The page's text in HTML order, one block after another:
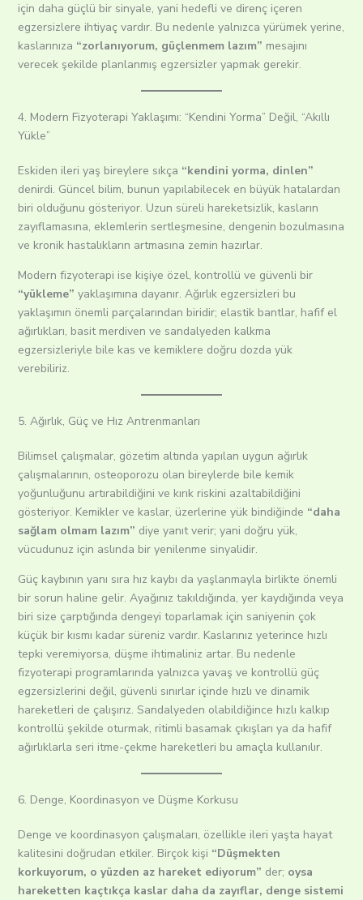
için daha güçlü bir sinyale, yani hedefli ve direnç içeren
egzersizlere ihtiyaç vardır. Bu nedenle yalnızca yürümek yerine,
kaslarınıza “zorlanıyorum, güçlenmem lazım” mesajını
verecek şekilde planlanmış egzersizler yapmak gerekir.
4. Modern Fizyoterapi Yaklaşımı: “Kendini Yorma” Değil, “Akıllı
Yükle”
Eskiden ileri yaş bireylere sıkça “kendini yorma, dinlen”
denirdi. Güncel bilim, bunun yapılabilecek en büyük hatalardan
biri olduğunu gösteriyor. Uzun süreli hareketsizlik, kasların
zayıflamasına, eklemlerin sertleşmesine, dengenin bozulmasına
ve kronik hastalıkların artmasına zemin hazırlar.
Modern fizyoterapi ise kişiye özel, kontrollü ve güvenli bir
“yükleme” yaklaşımına dayanır. Ağırlık egzersizleri bu
yaklaşımın önemli parçalarından biridir; elastik bantlar, hafif el
ağırlıkları, basit merdiven ve sandalyeden kalkma
egzersizleriyle bile kas ve kemiklere doğru dozda yük
verebiliriz.
5. Ağırlık, Güç ve Hız Antrenmanları
Bilimsel çalışmalar, gözetim altında yapılan uygun ağırlık
çalışmalarının, osteoporozu olan bireylerde bile kemik
yoğunluğunu artırabildiğini ve kırık riskini azaltabildiğini
gösteriyor. Kemikler ve kaslar, üzerlerine yük bindiğinde “daha
sağlam olmam lazım” diye yanıt verir; yani doğru yük,
vücudunuz için aslında bir yenilenme sinyalidir.
Güç kaybının yanı sıra hız kaybı da yaşlanmayla birlikte önemli
bir sorun haline gelir. Ayağınız takıldığında, yer kaydığında veya
biri size çarptığında dengeyi toparlamak için saniyenin çok
küçük bir kısmı kadar süreniz vardır. Kaslarınız yeterince hızlı
tepki veremiyorsa, düşme ihtimaliniz artar. Bu nedenle
fizyoterapi programlarında yalnızca yavaş ve kontrollü güç
egzersizlerini değil, güvenli sınırlar içinde hızlı ve dinamik
hareketleri de çalışırız. Sandalyeden olabildiğince hızlı kalkıp
kontrollü şekilde oturmak, ritimli basamak çıkışları ya da hafif
ağırlıklarla seri itme-çekme hareketleri bu amaçla kullanılır.
6. Denge, Koordinasyon ve Düşme Korkusu
Denge ve koordinasyon çalışmaları, özellikle ileri yaşta hayat
kalitesini doğrudan etkiler. Birçok kişi “Düşmekten
korkuyorum, o yüzden az hareket ediyorum” der; oysa
hareketten kaçtıkça kaslar daha da zayıflar, denge sistemi